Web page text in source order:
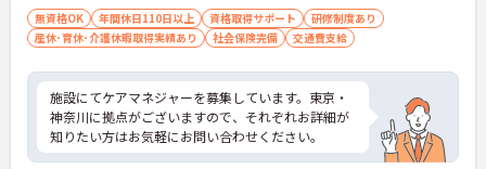
無資格OK 年間休日110日以上 資格取得サポート
研修制度あり
産休･育休･介護休暇取得実績あり
社会保険完備 交通費支給
施設にてケアマネジャーを募集しています。東京・
神奈川に拠点がございますので、それぞれお詳細が
知りたい方はお気軽にお問い合わせください。